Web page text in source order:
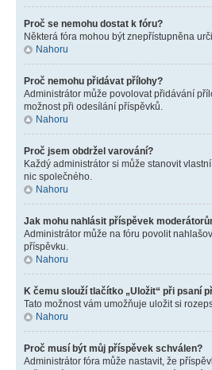
Proč se nemohu dostat k fóru?
Některá fóra mohou být znepřístupněna
Nahoru
Proč nemohu přidávat přílohy?
Administrátor může povolovat přidávání
možnost při odesílání příspěvků.
Nahoru
Proč jsem obdržel varování?
Každý administrátor si může stanovit
nic společného.
Nahoru
Jak mohu nahlásit příspěvek
Administrátor může na fóru povolit
příspěvku.
Nahoru
K čemu slouží tlačítko „Uložit“ při psaní
Tato možnost vám umožňuje uložit si
Nahoru
Proč musí být můj příspěvek schválen?
Administrátor fóra může nastavit, že